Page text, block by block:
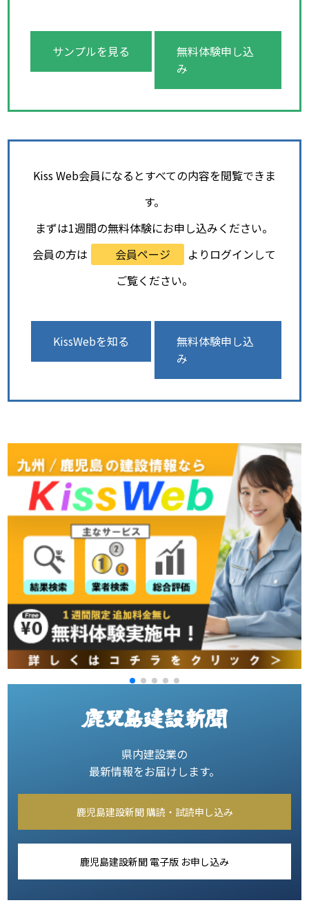
サンプルを見る
無料体験申し込
み
Kiss Web会員になるとすべての内容を閲覧できま
す。
まずは1週間の無料体験にお申し込みください。
会員の方は
会員ページ
よりログインして
ご覧ください。
KissWebを知る
無料体験申し込
み
県内建設業の
最新情報をお届けします。
鹿児島建設新聞 購読・試読申し込み
鹿児島建設新聞 電子版 お申し込み